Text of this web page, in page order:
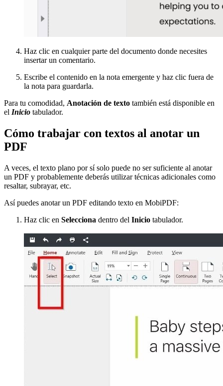
Haz clic en cualquier parte del documento donde necesites
insertar un comentario.
Escribe el contenido en la nota emergente y haz clic fuera de
la nota para guardarla.
Para tu comodidad, Anotación de texto también está disponible en
el Inicio tabulador.
Cómo trabajar con textos al anotar un
PDF
A veces, el texto plano por sí solo puede no ser suficiente al anotar
un PDF y probablemente deberás utilizar técnicas adicionales como
resaltar, subrayar, etc.
Así puedes anotar un PDF editando texto en MobiPDF:
Haz clic en Selecciona dentro del Inicio tabulador.